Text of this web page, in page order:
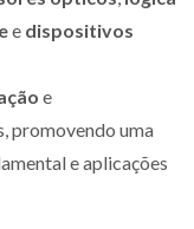
e dispositivos
e
promovendo uma
e aplicações